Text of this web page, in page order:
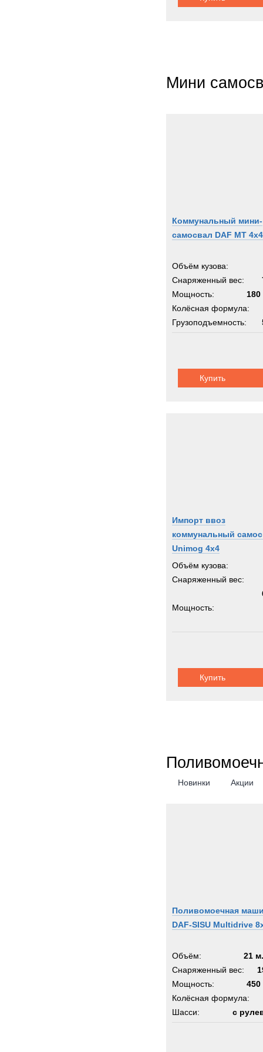
Мини
Коммунальный мини-
самосвал DAF MT 4x4
Объём кузова:
Снаряженный вес:
Мощность:
180
Колёсная формула:
Грузоподъемность:
Купить
Импорт ввоз
коммунальный
Unimog 4x4
Объём кузова:
Снаряженный вес:
Мощность:
Купить
Новинки Акции
Поливомоечная
DAF-SISU Multidrive
Объём:
21
Снаряженный вес:
Мощность:
450
Колёсная формула:
Шасси:
с